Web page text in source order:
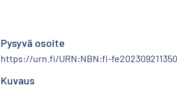
Pysyvä osoite
https://urn.fi/URN:NBN:fi-
Kuvaus